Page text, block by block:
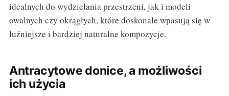
idealnych do wydzielania przestrzeni, jak i modeli
owalnych czy okrągłych, które doskonale wpasują się w
luźniejsze i bardziej naturalne kompozycje.
Antracytowe donice, a możliwości
ich użycia